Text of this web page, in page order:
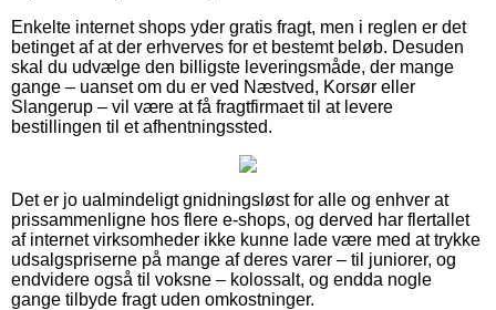
Enkelte internet shops yder gratis fragt, men i reglen er det
betinget af at der erhverves for et bestemt beløb. Desuden
skal du udvælge den billigste leveringsmåde, der mange
gange – uanset om du er ved Næstved, Korsør eller
Slangerup – vil være at få fragtfirmaet til at levere
bestillingen til et afhentningssted.
Det er jo ualmindeligt gnidningsløst for alle og enhver at
prissammenligne hos flere e-shops, og derved har flertallet
af internet virksomheder ikke kunne lade være med at trykke
udsalgspriserne på mange af deres varer – til juniorer, og
endvidere også til voksne – kolossalt, og endda nogle
gange tilbyde fragt uden omkostninger.